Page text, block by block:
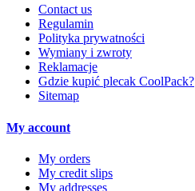
Contact us
Regulamin
Polityka prywatności
Wymiany i zwroty
Reklamacje
Gdzie kupić plecak CoolPack?
Sitemap
My account
My orders
My credit slips
My addresses